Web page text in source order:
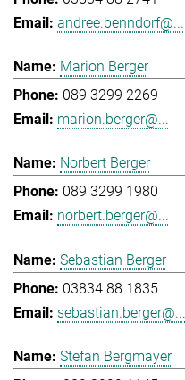
andree.benndorf@...
Marion Berger
089 3299 2269
marion.berger@...
Norbert Berger
089 3299 1980
norbert.berger@...
Sebastian Berger
03834 88 1835
sebastian.berger@...
Stefan Bergmayer